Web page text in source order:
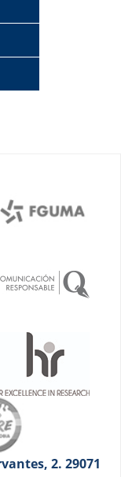
2. 29071